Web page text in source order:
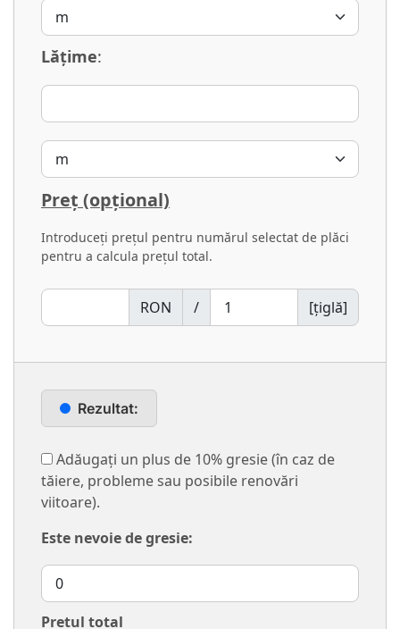
Lăţime:
Preț (opțional)
Introduceți prețul pentru numărul selectat de plăci
pentru a calcula prețul total.
RON / [ţiglă]
Rezultat:
Adăugați un plus de 10% gresie (în caz de
tăiere, probleme sau posibile renovări
viitoare).
Este nevoie de gresie:
Pretul total